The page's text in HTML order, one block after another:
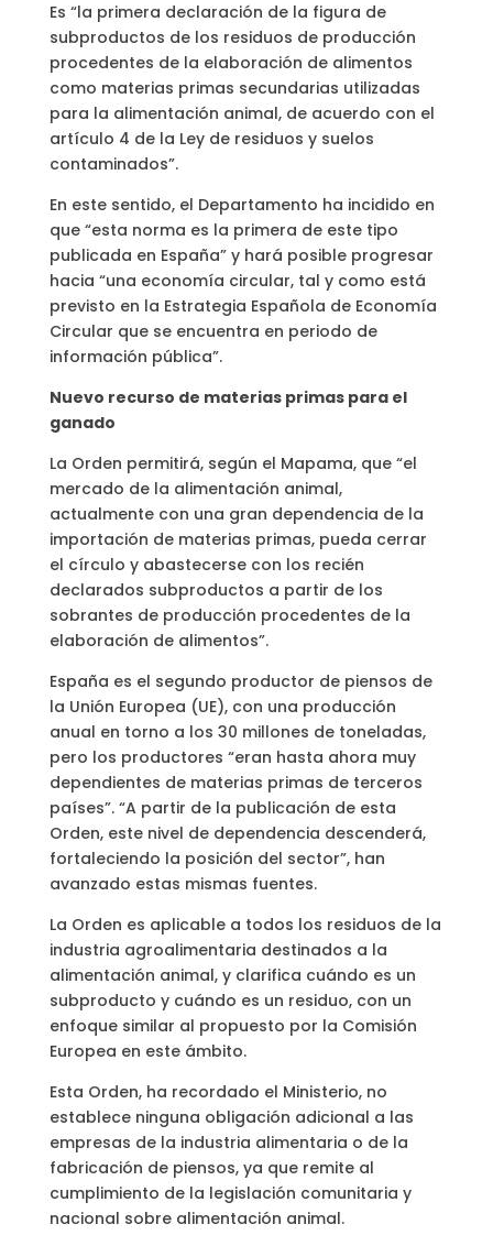
Es “la primera declaración de la figura de
subproductos de los residuos de producción
procedentes de la elaboración de alimentos
como materias primas secundarias utilizadas
para la alimentación animal, de acuerdo con el
artículo 4 de la Ley de residuos y suelos
contaminados”.
En este sentido, el Departamento ha incidido en
que “esta norma es la primera de este tipo
publicada en España” y hará posible progresar
hacia “una economía circular, tal y como está
previsto en la Estrategia Española de Economía
Circular que se encuentra en periodo de
información pública”.
Nuevo recurso de materias primas para el
ganado
La Orden permitirá, según el Mapama, que “el
mercado de la alimentación animal,
actualmente con una gran dependencia de la
importación de materias primas, pueda cerrar
el círculo y abastecerse con los recién
declarados subproductos a partir de los
sobrantes de producción procedentes de la
elaboración de alimentos”.
España es el segundo productor de piensos de
la Unión Europea (UE), con una producción
anual en torno a los 30 millones de toneladas,
pero los productores “eran hasta ahora muy
dependientes de materias primas de terceros
países”. “A partir de la publicación de esta
Orden, este nivel de dependencia descenderá,
fortaleciendo la posición del sector”, han
avanzado estas mismas fuentes.
La Orden es aplicable a todos los residuos de la
industria agroalimentaria destinados a la
alimentación animal, y clarifica cuándo es un
subproducto y cuándo es un residuo, con un
enfoque similar al propuesto por la Comisión
Europea en este ámbito.
Esta Orden, ha recordado el Ministerio, no
establece ninguna obligación adicional a las
empresas de la industria alimentaria o de la
fabricación de piensos, ya que remite al
cumplimiento de la legislación comunitaria y
nacional sobre alimentación animal.